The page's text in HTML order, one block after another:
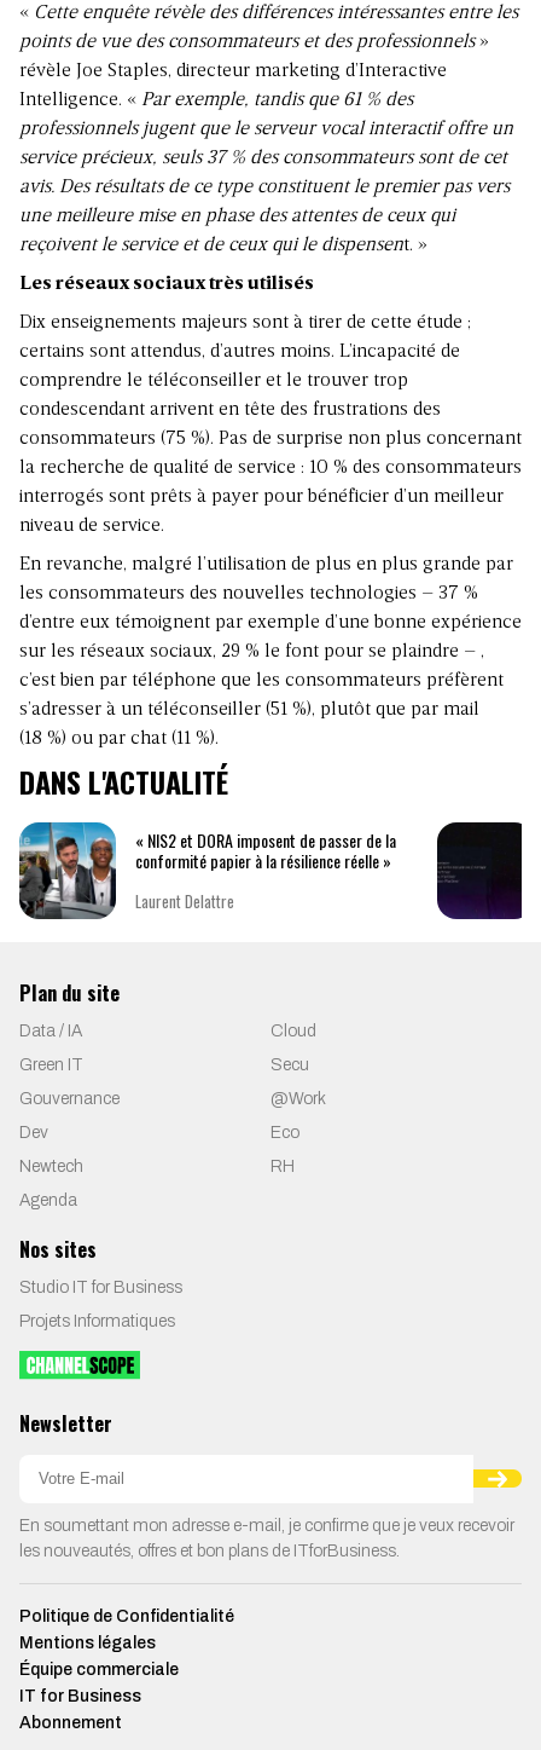
« Cette enquête révèle des différences intéressantes entre les
points de vue des consommateurs et des professionnels»
révèle Joe Staples, directeur marketing d’Interactive
Intelligence. « Par exemple, tandis que 61 % des
professionnels jugent que le serveur vocal interactif offre un
service précieux, seuls 37 % des consommateurs sont de cet
avis. Des résultats de ce type constituent le premier pas vers
une meilleure mise en phase des attentes de ceux qui
reçoivent le service et de ceux qui le dispensent. »
Les réseaux sociaux très utilisés
Dix enseignements majeurs sont à tirer de cette étude ;
certains sont attendus, d’autres moins. L’incapacité de
comprendre le téléconseiller et le trouver trop
condescendant arrivent en tête des frustrations des
consommateurs (75 %). Pas de surprise non plus concernant
la recherche de qualité de service : 10 % des consommateurs
interrogés sont prêts à payer pour bénéficier d’un meilleur
niveau de service.
En revanche, malgré l’utilisation de plus en plus grande par
les consommateurs des nouvelles technologies – 37 %
d’entre eux témoignent par exemple d’une bonne expérience
sur les réseaux sociaux, 29 % le font pour se plaindre – ,
c’est bien par téléphone que les consommateurs préfèrent
s’adresser à un téléconseiller (51 %), plutôt que par mail
(18 %) ou par chat (11 %).
DANS L'ACTUALITÉ
« NIS2 et DORA imposent de passer de la
conformité papier à la résilience réelle »
Laurent Delattre
Plan du site
Data / IA
Cloud
Green IT
Secu
Gouvernance
@Work
Dev
Eco
Newtech
RH
Agenda
Nos sites
Studio IT for Business
Projets Informatiques
Newsletter
En soumettant mon adresse e-mail, je confirme que je veux recevoir
les nouveautés, offres et bon plans de ITforBusiness.
Politique de Confidentialité
Mentions légales
Équipe commerciale
IT for Business
Abonnement